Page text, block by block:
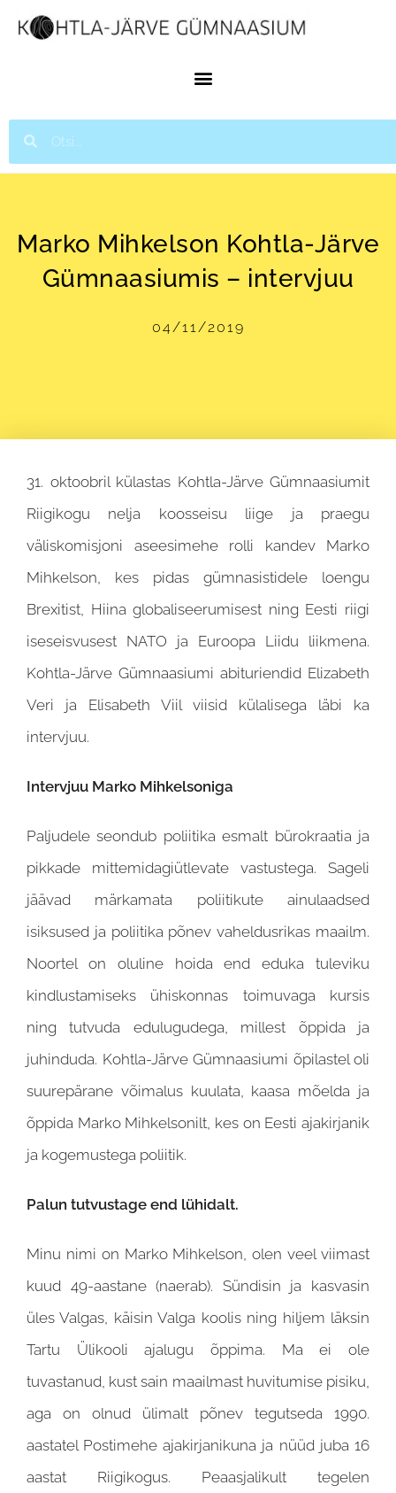
Marko Mihkelson Kohtla-Järve
Gümnaasiumis – intervjuu
04/11/2019
31. oktoobril külastas Kohtla-Järve Gümnaasiumit
Riigikogu nelja koosseisu liige ja praegu
väliskomisjoni aseesimehe rolli kandev Marko
Mihkelson, kes pidas gümnasistidele loengu
Brexitist, Hiina globaliseerumisest ning Eesti riigi
iseseisvusest NATO ja Euroopa Liidu liikmena.
Kohtla-Järve Gümnaasiumi abituriendid Elizabeth
Veri ja Elisabeth Viil viisid külalisega läbi ka
intervjuu.
Intervjuu Marko Mihkelsoniga
Paljudele seondub poliitika esmalt bürokraatia ja
pikkade mittemidagiütlevate vastustega. Sageli
jäävad märkamata poliitikute ainulaadsed
isiksused ja poliitika põnev vaheldusrikas maailm.
Noortel on oluline hoida end eduka tuleviku
kindlustamiseks ühiskonnas toimuvaga kursis
ning tutvuda edulugudega, millest õppida ja
juhinduda. Kohtla-Järve Gümnaasiumi õpilastel oli
suurepärane võimalus kuulata, kaasa mõelda ja
õppida Marko Mihkelsonilt, kes on Eesti ajakirjanik
ja kogemustega poliitik.
Palun tutvustage end lühidalt.
Minu nimi on Marko Mihkelson, olen veel viimast
kuud 49-aastane (naerab). Sündisin ja kasvasin
üles Valgas, käisin Valga koolis ning hiljem läksin
Tartu Ülikooli ajalugu õppima. Ma ei ole
tuvastanud, kust sain maailmast huvitumise pisiku,
aga on olnud ülimalt põnev tegutseda 1990.
aastatel Postimehe ajakirjanikuna ja nüüd juba 16
aastat Riigikogus. Peaasjalikult tegelen